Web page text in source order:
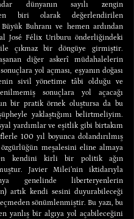
dünyanın sayılı zengin
biri olarak değerlendirilen
Buhranı ve hemen ardından
José Félix Uriburu önderliğindeki
çıkmaz bir döngüye girmiştir.
diğer askerî müdahalelerin
yol açması, eşyanın doğası
sivil yönetime tâbi olduğu ve
sonuçlara yol açacağı
bir pratik örnek oluştursa da bu
yaklaştığımı belirtmeliyim.
yardımlar ve eşitlik gibi birtakım
100 yıl boyunca dolandırılmış
meşalesini eline almaya
kendini kirli bir politik ağın
Javier Milei’nin iktidarıyla
genelinde liberteryenlerin
artık kendi sesini duyurabileceği
sönümlenmiştir. Bu yazı, bu
yanlış bir algıya yol açabileceğini